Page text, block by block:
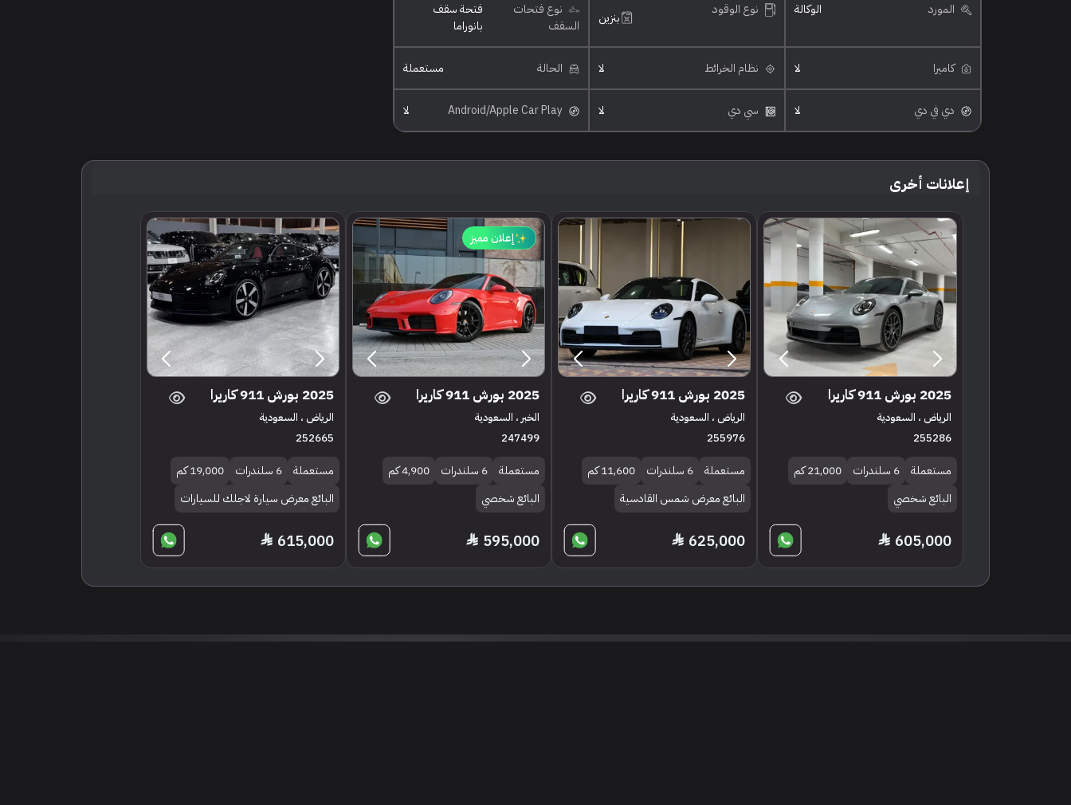
المورد الوكالة نوع الوقود بنزين
نوع فتحات
السقف
فتحة سقف
بانوراما
كاميرا لا نظام الخرائط لا الحالة مستعملة
دي في دي لا سي دي لا لا
إعلانات أخرى
2025 بورش 911 كاريرا
الرياض ، السعودية
255286
مستعملة 6 سلندرات
21,000 كم
البائع شخصي
605,000
2025 بورش 911 كاريرا
الرياض ، السعودية
255976
مستعملة 6 سلندرات
11,600 كم
البائع معرض شمس القادسية
625,000
إعلان مميز
2025 بورش 911 كاريرا
الخبر ، السعودية
247499
مستعملة 6 سلندرات
4,900 كم
البائع شخصي
595,000
2025 بورش 911 كاريرا
الرياض ، السعودية
252665
مستعملة 6 سلندرات
19,000 كم
البائع معرض سيارة لاجلك للسيارات
615,000